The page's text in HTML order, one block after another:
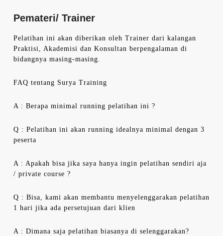
Pemateri/ Trainer
Pelatihan ini akan diberikan oleh Trainer dari kalangan
Praktisi, Akademisi dan Konsultan berpengalaman di
bidangnya masing-masing.
FAQ tentang Surya Training
A : Berapa minimal running pelatihan ini ?
Q : Pelatihan ini akan running idealnya minimal dengan 3
peserta
A : Apakah bisa jika saya hanya ingin pelatihan sendiri aja
/ private course ?
Q : Bisa, kami akan membantu menyelenggarakan pelatihan
1 hari jika ada persetujuan dari klien
A : Dimana saja pelatihan biasanya di selenggarakan?